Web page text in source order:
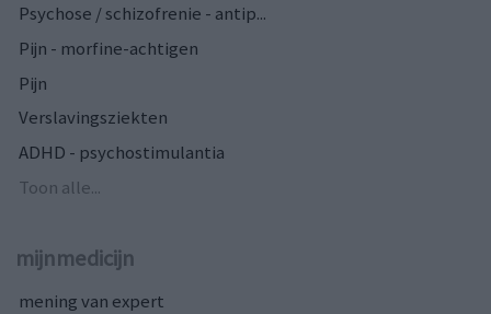
Psychose / schizofrenie - antip...
Pijn - morfine-achtigen
Pijn
Verslavingsziekten
ADHD - psychostimulantia
Toon alle...
mijnmedicijn
mening van expert